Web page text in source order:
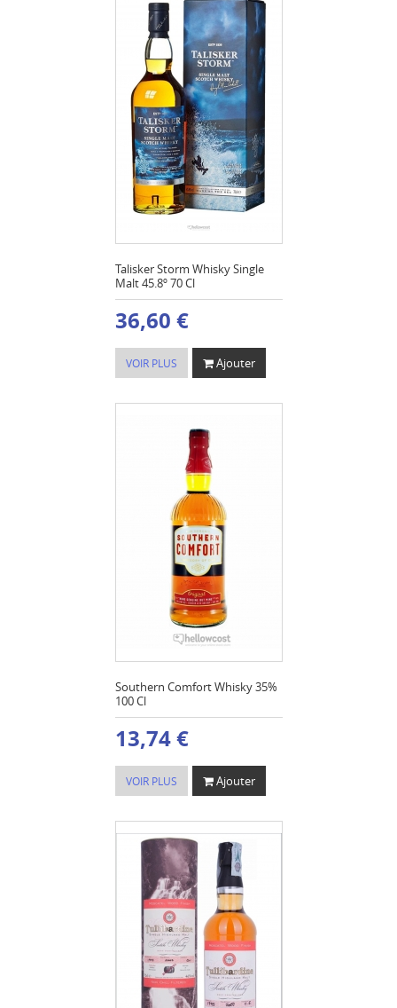
Talisker Storm Whisky Single
Malt 45.8º 70 Cl
36,60 €
VOIR PLUS Ajouter
Southern Comfort Whisky 35%
100 Cl
13,74 €
VOIR PLUS Ajouter